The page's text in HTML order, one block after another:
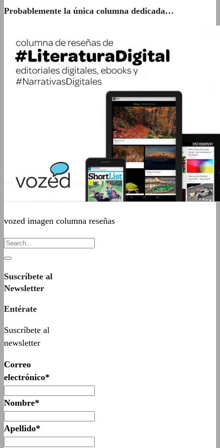
Probablemente la única columna dedicada…
vozed imagen columna reseñas
Suscríbete al
Newsletter
Entérate
Suscríbete al
newsletter
Correo
electrónico*
Nombre*
Apellido*